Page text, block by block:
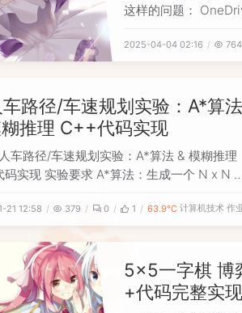
这样的问题：
只能同步存放在
桌面、文档、图片、
2025-04-04 02:16 764
路径/车速规划实验：A*算法
推理 C++代码实现
车路径/车速规划实验：A*算法 & 模糊推理
码实现 实验要求 A*算法：生成一个 N x N
个格子）要去右上角，使用 A* 算法先计算
点的不撞到障碍的最短路径。 模糊推理：计
，利用路径上每个点的局部曲率，以及到周围
21 12:58 379 0 1 63.9℃ 计算机技术 作
5x5一字棋 博
+代码完整实